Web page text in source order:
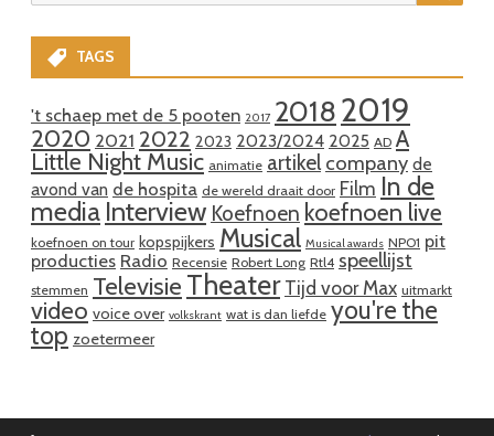
naar:
TAGS
't schaep met de 5 pooten 2017 20182019
2020 2021 2022 2023 2023/2024 2025 AD A
Little Night Music animatie artikel company de
avond van de hospita de wereld draait door Film In de
media Interview Koefnoen koefnoen live
koefnoen on tour kopspijkers Musical Musical awards NPO1 pit
producties Radio Recensie Robert Long Rtl4 speellijst
stemmen Televisie Theater Tijd voor Max uitmarkt
video voice over volkskrant wat is dan liefde you're the
top zoetermeer